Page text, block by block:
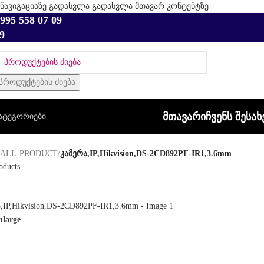
ნავიგაციაზე გადასვლა გადასვლა მთავარ კონტენტზე
558 07 09
ძიება
ᲛᲗᲐᲕᲐᲠᲘᲩᲕᲔᲜᲡ
ALL-PRODUCT/კამერა,IP,Hikvision,DS-2CD892PF-IR1,3.6mm